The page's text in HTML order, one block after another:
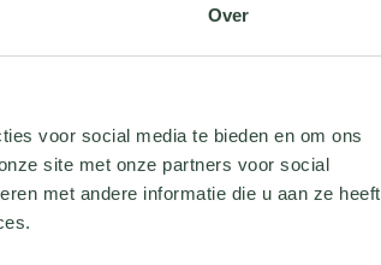
Over
voor social media te bieden en om ons
site met onze partners voor social
met andere informatie die u aan ze heeft